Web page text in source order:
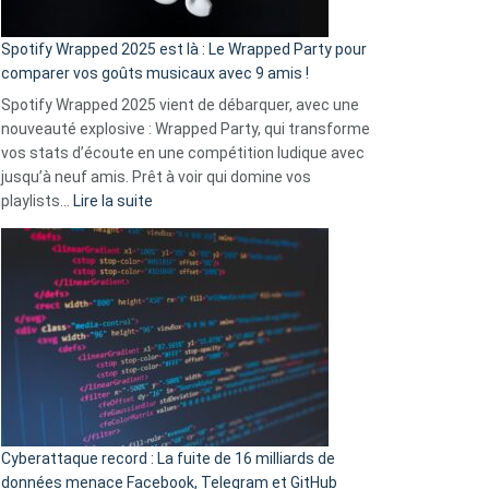
cash
»
Solly
change
la
vie
sans-
abri
en
3
secondes
Spotify Wrapped 2025 est là : Le Wrapped Party pour
comparer vos goûts musicaux avec 9 amis !
Spotify Wrapped 2025 vient de débarquer, avec une
nouveauté explosive : Wrapped Party, qui transforme
vos stats d’écoute en une compétition ludique avec
jusqu’à neuf amis. Prêt à voir qui domine vos
playlists…
Lire la suite
Wrapped
2025
est
:
Le
Wrapped
Party
pour
comparer
Cyberattaque record : La fuite de 16 milliards de
données menace Facebook, Telegram et GitHub